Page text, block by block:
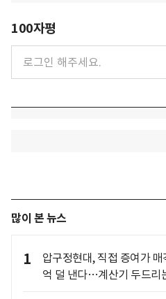
100자평
많이 본 뉴스
1
압구정현대, 직접 증여가
억 덜 낸다…계산기 두드리